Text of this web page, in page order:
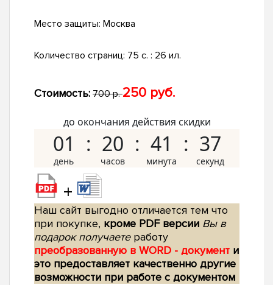
Место защиты: Москва
Количество страниц: 75 с. : 26 ил.
Стоимость: 700 р.250 руб.
до окончания действия скидки
01 20 41 36
+
Наш сайт выгодно отличается тем что
при покупке, кроме PDF версии Вы в
подарок получаетеработу
преобразованную в WORD - документ и
это предоставляет качественно другие
возможности при работе с документом